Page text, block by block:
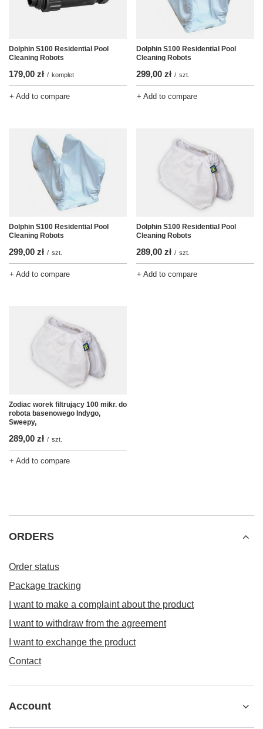
Dolphin S100 Residential Pool
Cleaning Robots
179,00 zł / komplet
+ Add to compare
Dolphin S100 Residential Pool
Cleaning Robots
299,00 zł / szt.
+ Add to compare
Dolphin S100 Residential Pool
Cleaning Robots
299,00 zł / szt.
+ Add to compare
Dolphin S100 Residential Pool
Cleaning Robots
289,00 zł / szt.
+ Add to compare
Zodiac worek filtrujący 100 mikr. do
robota basenowego Indygo,
Sweepy,
289,00 zł / szt.
+ Add to compare
ORDERS
Order status
Package tracking
I want to make a complaint about the product
I want to withdraw from the agreement
I want to exchange the product
Contact
Account